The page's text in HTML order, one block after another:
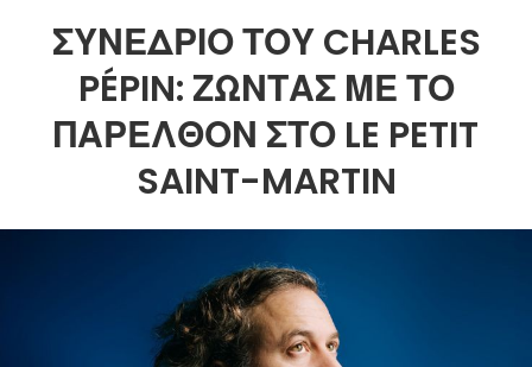
ΣΥΝΈΔΡΙΟ ΤΟΥ CHARLES
PÉPIN: ΖΏΝΤΑΣ ΜΕ ΤΟ
ΠΑΡΕΛΘΌΝ ΣΤΟ LE PETIT
SAINT-MARTIN